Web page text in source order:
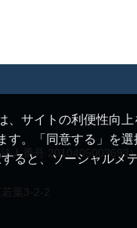
人番号 2010405003693
、サイトの利便性向
す。「同意する」を
ると、ソーシャル